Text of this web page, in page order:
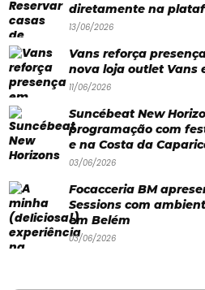
diretamente na
13/06/2026
Vans reforça
nova loja outlet Vans
11/06/2026
Suncébeat New
programação com
e na Costa da
03/06/2026
Focacceria BM
Sessions com
em Belém
03/06/2026